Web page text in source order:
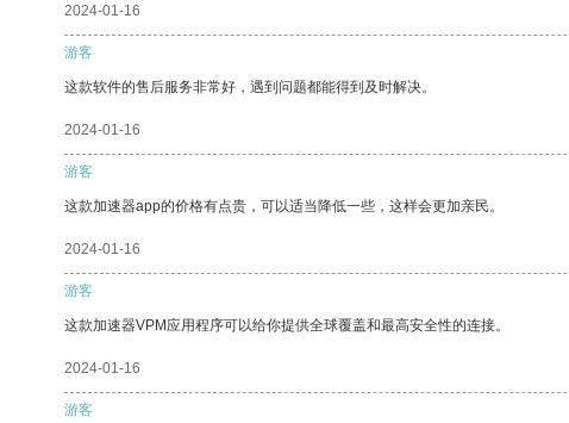
2024-01-16
游客
这款软件的售后服务非常好，遇到问题都能得到及时解决。
2024-01-16
游客
这款加速器app的价格有点贵，可以适当降低一些，这样会更加亲民。
2024-01-16
游客
这款加速器VPM应用程序可以给你提供全球覆盖和最高安全性的连接。
2024-01-16
游客